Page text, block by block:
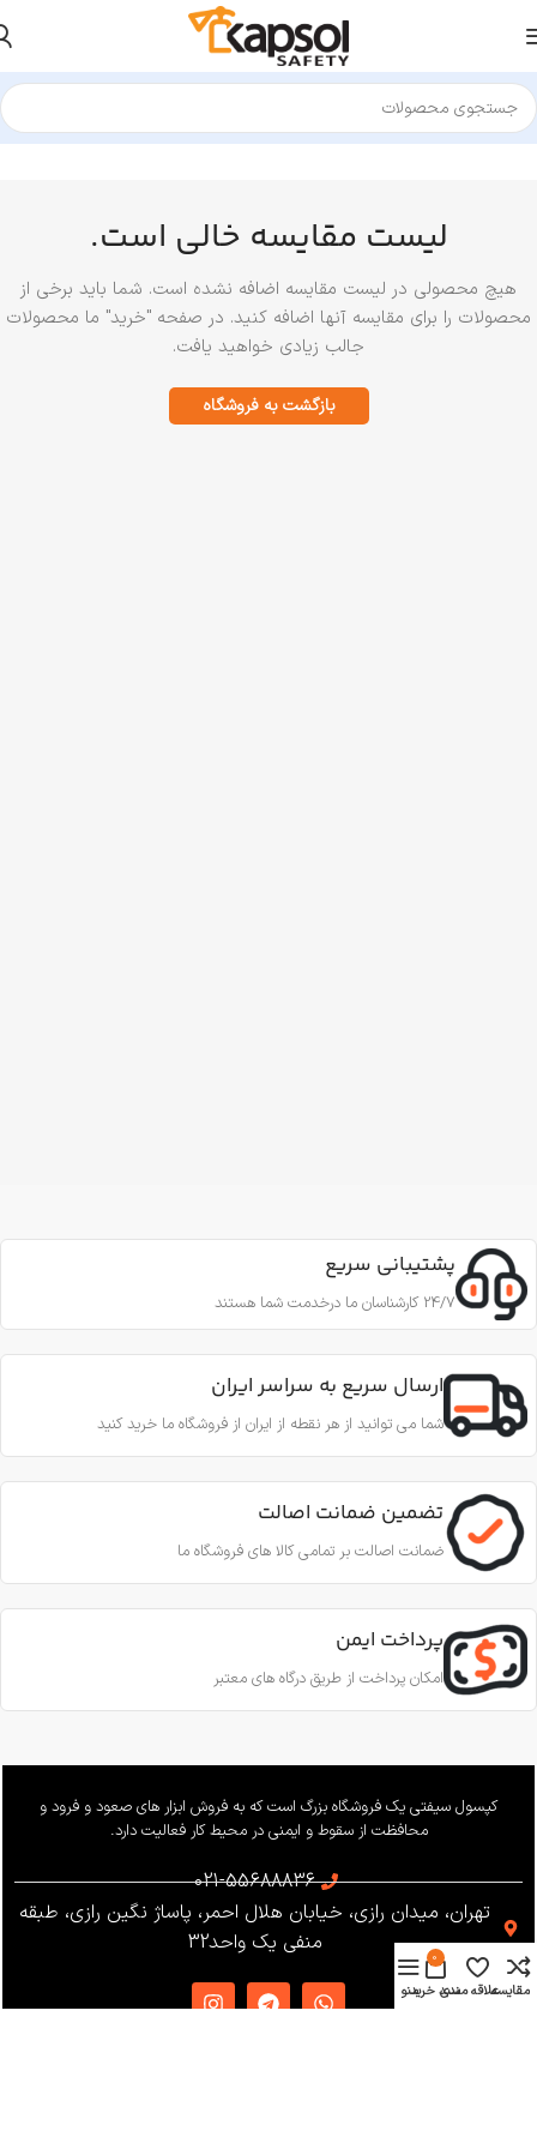
لیست مقایسه خالی است.
هیچ محصولی در لیست مقایسه اضافه نشده است. شما باید برخی از
محصولات را برای مقایسه آنها اضافه کنید. در صفحه "خرید" ما محصولات
جالب زیادی خواهید یافت.
بازگشت به فروشگاه
پشتیبانی سریع
24/7 کارشناسان ما درخدمت شما هستند
ارسال سریع به سراسر ایران
شما می توانید از هر نقطه از ایران از فروشگاه ما خرید کنید
تضمین ضمانت اصالت
ضمانت اصالت بر تمامی کالا های فروشگاه ما
پرداخت ایمن
امکان پرداخت از طریق درگاه های معتبر
کپسول سیفتی یک فروشگاه بزرگ است که به فروش ابزار های صعود و فرود و
محافظت از سقوط و ایمنی در محیط کار فعالیت دارد.
021-55688836
تهران، میدان رازی، خیابان هلال احمر، پاساژ نگین رازی، طبقه
منفی یک واحد32
مقایسهعلاقه مندی
0
سبد خریدمنو